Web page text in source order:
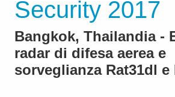
Security 2017
Bangkok, Thailandia -
radar di difesa aerea e
sorveglianza Rat31dl